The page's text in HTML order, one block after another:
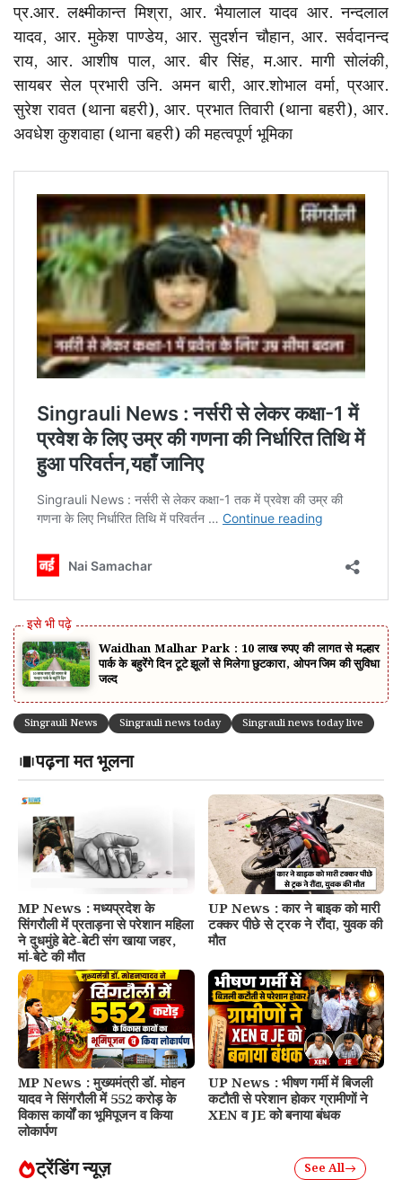
प्र.आर. लक्ष्मीकान्त मिश्रा, आर. भैयालाल यादव आर. नन्दलाल
यादव, आर. मुकेश पाण्डेय, आर. सुदर्शन चौहान, आर. सर्वदानन्द
राय, आर. आशीष पाल, आर. बीर सिंह, म.आर. मागी सोलंकी,
सायबर सेल प्रभारी उनि. अमन बारी, आर.शोभाल वर्मा, प्रआर.
सुरेश रावत (थाना बहरी), आर. प्रभात तिवारी (थाना बहरी), आर.
अवधेश कुशवाहा (थाना बहरी) की महत्वपूर्ण भूमिका
Waidhan Malhar Park : 10 लाख रुपए की लागत से मल्हार
पार्क के बहुरेंगे दिन टूटे झूलों से मिलेगा छुटकारा, ओपन जिम की सुविधा
जल्द
Singrauli News Singrauli news today Singrauli news today live
पढ़ना मत भूलना
MP News : मध्यप्रदेश के
सिंगरौली में प्रताड़ना से परेशान महिला
ने दुधमुंहे बेटे-बेटी संग खाया जहर,
मां-बेटे की मौत
UP News : कार ने बाइक को मारी
टक्कर पीछे से ट्रक ने रौंदा, युवक की
मौत
MP News : मुख्यमंत्री डॉ. मोहन
यादव ने सिंगरौली में 552 करोड़ के
विकास कार्यों का भूमिपूजन व किया
लोकार्पण
UP News : भीषण गर्मी में बिजली
कटौती से परेशान होकर ग्रामीणों ने
XEN व JE को बनाया बंधक
ट्रेंडिंग न्यूज़ See All